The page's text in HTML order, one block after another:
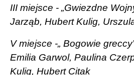
III miejsce - „Gwiezdne
Jarząb, Hubert Kulig,
V miejsce -„ Bogowie
Emilia Garwol, Paulina
Kulig, Hubert Citak